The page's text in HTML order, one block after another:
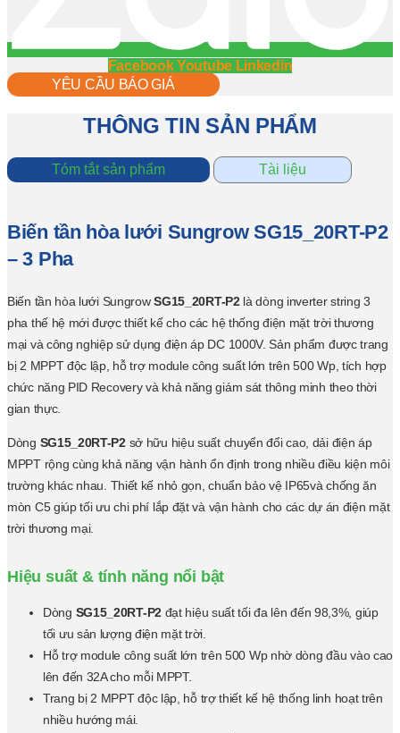
Facebook Youtube Linkedin
YÊU CẦU BÁO GIÁ
THÔNG TIN SẢN PHẨM
Tóm tắt sản phẩm Tài liệu
Biến tần hòa lưới Sungrow SG15_20RT-P2
– 3 Pha
Biến tần hòa lưới SungrowSG15_20RT-P2là dòng inverter string 3
pha thế hệ mới được thiết kế cho các hệ thống điện mặt trời thương
mại và công nghiệp sử dụng điện áp DC 1000V. Sản phẩm được trang
bị 2 MPPT độc lập, hỗ trợ module công suất lớn trên 500 Wp, tích hợp
chức năng PID Recovery và khả năng giám sát thông minh theo thời
gian thực.
Dòng SG15_20RT-P2sở hữu hiệu suất chuyển đổi cao, dải điện áp
MPPT rộng cùng khả năng vận hành ổn định trong nhiều điều kiện môi
trường khác nhau. Thiết kế nhỏ gọn, chuẩn bảo vệ IP65và chống ăn
mòn C5 giúp tối ưu chi phí lắp đặt và vận hành cho các dự án điện mặt
trời thương mại.
Hiệu suất & tính năng nổi bật
Dòng SG15_20RT-P2đạt hiệu suất tối đa lên đến 98,3%, giúp
tối ưu sản lượng điện mặt trời.
Hỗ trợ module công suất lớn trên 500 Wp nhờ dòng đầu vào cao
lên đến 32A cho mỗi MPPT.
Trang bị 2 MPPT độc lập, hỗ trợ thiết kế hệ thống linh hoạt trên
nhiều hướng mái.